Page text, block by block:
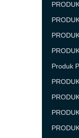
Produk